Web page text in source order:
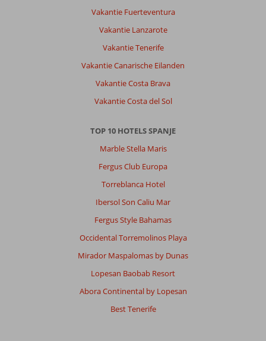
Vakantie Fuerteventura
Vakantie Lanzarote
Vakantie Tenerife
Vakantie Canarische Eilanden
Vakantie Costa Brava
Vakantie Costa del Sol
TOP 10 HOTELS SPANJE
Marble Stella Maris
Fergus Club Europa
Torreblanca Hotel
Ibersol Son Caliu Mar
Fergus Style Bahamas
Occidental Torremolinos Playa
Mirador Maspalomas by Dunas
Lopesan Baobab Resort
Abora Continental by Lopesan
Best Tenerife